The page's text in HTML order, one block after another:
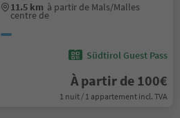
11.5 km à partir de Mals/Malles
centre de
Südtirol Guest Pass
À partir de 100€
1 nuit / 1 appartement incl. TVA